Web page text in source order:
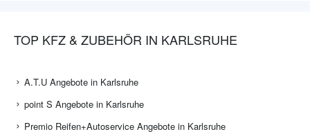
TOP KFZ & ZUBEHÖR IN KARLSRUHE
A.T.U Angebote in Karlsruhe
point S Angebote in Karlsruhe
Premio Reifen+Autoservice Angebote in Karlsruhe